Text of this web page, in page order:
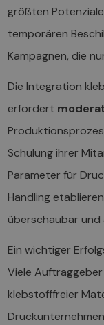
größten
temporären
Kampagnen, die
Die Integration
erfordert
Schulung ihrer
Parameter für
Handling
überschaubar und
Ein wichtiger
Viele
klebstofffreier